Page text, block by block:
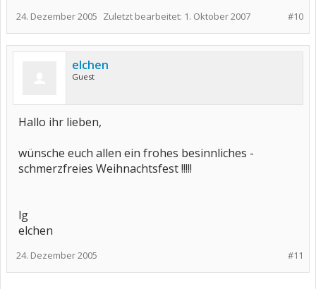
#10
24. Dezember 2005 Zuletzt bearbeitet: 1. Oktober 2007
elchen
Guest
Hallo ihr lieben,
wünsche euch allen ein frohes besinnliches -
schmerzfreies Weihnachtsfest !!!!!
lg
elchen
#11
24. Dezember 2005